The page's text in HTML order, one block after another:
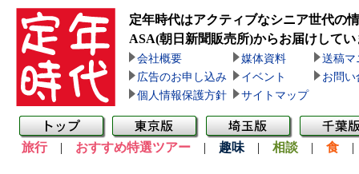
定年時代はアクティブなシニア世代の
ASA(朝日新聞販売所)からお届けしてい
会社概要 媒体資料
送稿マ
広告のお申し込み
イベント
お問い
個人情報保護方針
サイトマップ
旅行| おすすめ特選ツアー | 趣味 | 相談 | 食